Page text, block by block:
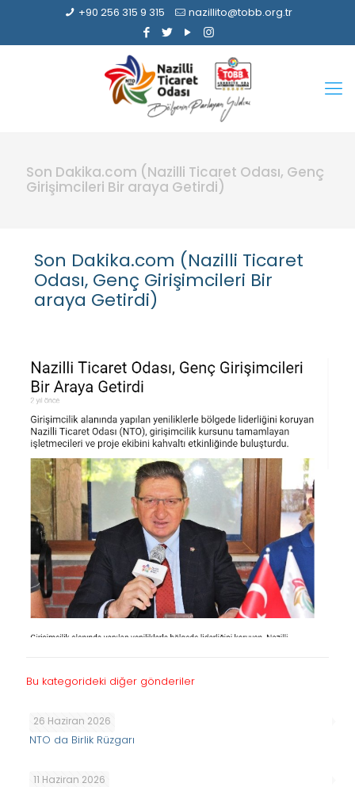
+90 256 315 9 315 nazillito@tobb.org.tr
Son Dakika.com (Nazilli Ticaret Odası, Genç
Girişimcileri Bir araya Getirdi)
Son Dakika.com (Nazilli Ticaret
Odası, Genç Girişimcileri Bir
araya Getirdi)
Bu kategorideki diğer gönderiler
26 Haziran 2026
NTO da Birlik Rüzgarı
11 Haziran 2026